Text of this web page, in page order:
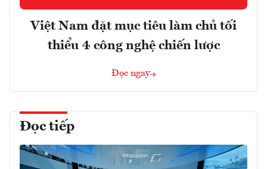
Việt Nam đặt mục tiêu làm chủ tối
thiểu 4 công nghệ chiến lược
Đọc ngay
Đọc tiếp